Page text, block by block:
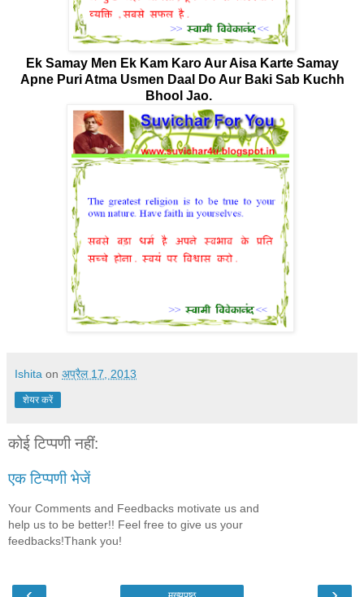
Ek Samay Men Ek Kam Karo Aur Aisa Karte Samay
Apne Puri Atma Usmen Daal Do Aur Baki Sab Kuchh
Bhool Jao.
Ishita on अप्रैल 17, 2013
शेयर करें
कोई टिप्पणी नहीं:
एक टिप्पणी भेजें
Your Comments and Feedbacks motivate us and
help us to be better!! Feel free to give us your
feedbacks!Thank you!